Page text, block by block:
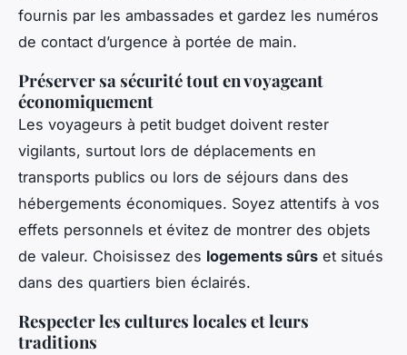
fournis par les ambassades et gardez les numéros
de contact d’urgence à portée de main.
Préserver sa sécurité tout en voyageant
économiquement
Les voyageurs à petit budget doivent rester
vigilants, surtout lors de déplacements en
transports publics ou lors de séjours dans des
hébergements économiques. Soyez attentifs à vos
effets personnels et évitez de montrer des objets
de valeur. Choisissez des logements sûrs et situés
dans des quartiers bien éclairés.
Respecter les cultures locales et leurs
traditions